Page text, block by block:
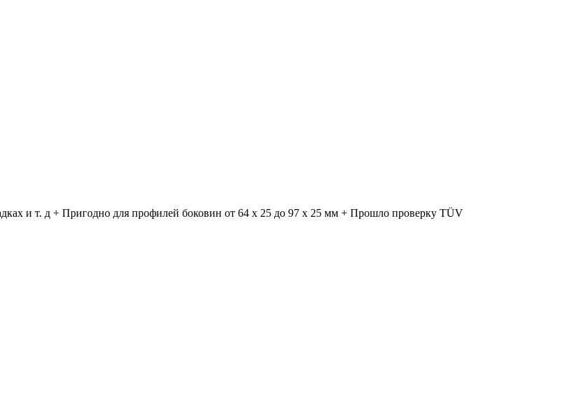
и т. д + Пригодно для профилей боковин от 64 x 25 до 97 x 25 мм + Прошло проверку TÜV